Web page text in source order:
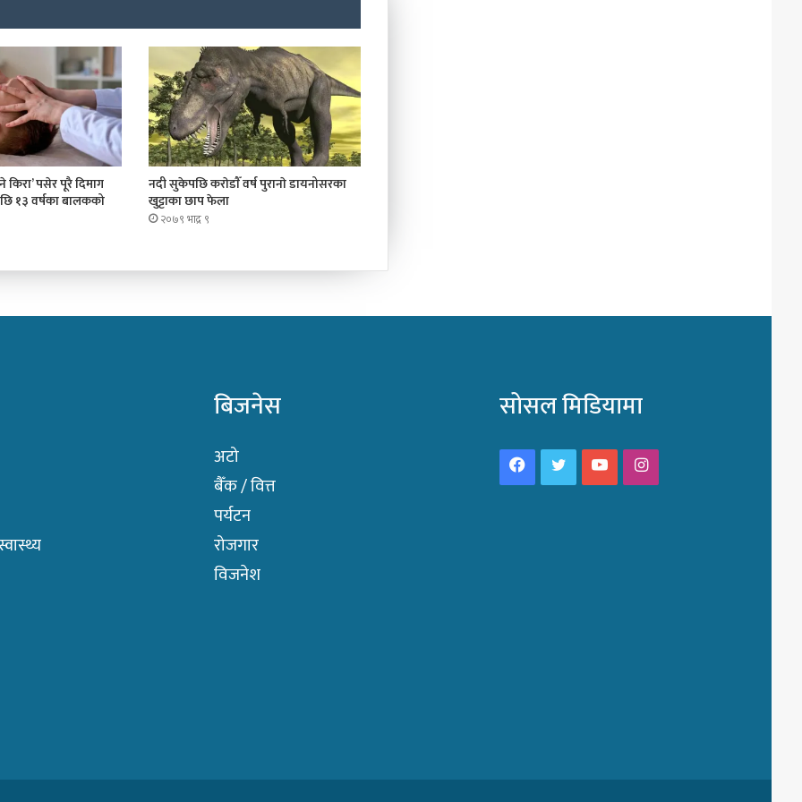
किरा’ पसेर पूरै दिमाग
१३ वर्षका बालकको
नदी सुकेपछि कराेडाैँ वर्ष पुरानाे डायनोसरका
खुट्टाका छाप फेला
२०७९ भाद्र ९
बिजनेस
अटो
बैँक / वित्त
पर्यटन
रोजगार
विजनेश
सोसल मिडियामा
FacebookTwitterYouTubeInstagram